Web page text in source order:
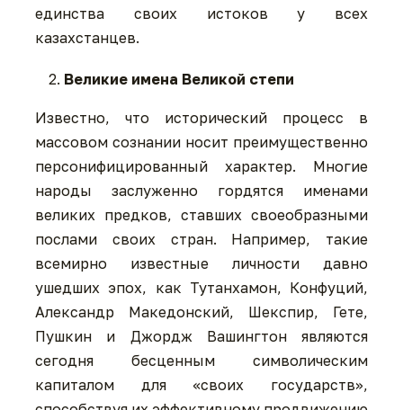
единства своих истоков у всех
казахстанцев.
Великие имена Великой степи
Известно, что исторический процесс в
массовом сознании носит преимущественно
персонифицированный характер. Многие
народы заслуженно гордятся именами
великих предков, ставших своеобразными
послами своих стран. Например, такие
всемирно известные личности давно
ушедших эпох, как Тутанхамон, Конфуций,
Александр Македонский, Шекспир, Гете,
Пушкин и Джордж Вашингтон являются
сегодня бесценным символическим
капиталом для «своих государств»,